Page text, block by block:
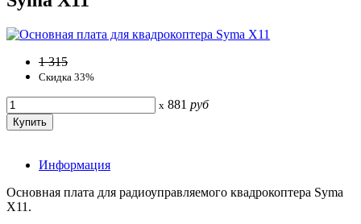
1 315
Скидка 33%
x 881 руб
Информация
Основная плата для радиоуправляемого квадрокоптера Syma
X11.